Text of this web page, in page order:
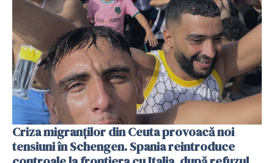
Criza migranților din Ceuta provoacă noi
tensiuni în Schengen. Spania reintroduce